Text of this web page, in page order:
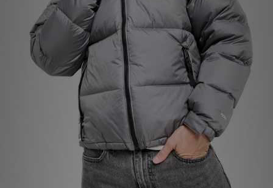
Merken
Vind een winkel
Bestelling traceren
Download de app